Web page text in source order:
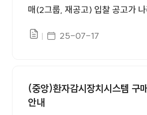
매(2그룹, 재공고) 입찰 공고가
파일있음게시일자
25-07-17
(중앙)환자감시장치시스템 구
안내